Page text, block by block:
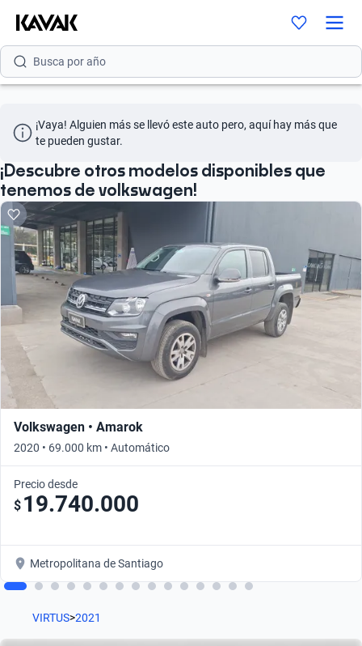
Busca por versión
Busca por año
¡Vaya! Alguien más se llevó este auto pero, aquí hay más que
te pueden gustar.
¡Descubre otros modelos disponibles que
tenemos de volkswagen!
Volkswagen • Amarok
2020 • 69.000 km • Automático
Precio desde
$ 19.740.000
Metropolitana de Santiago
VIRTUS>2021